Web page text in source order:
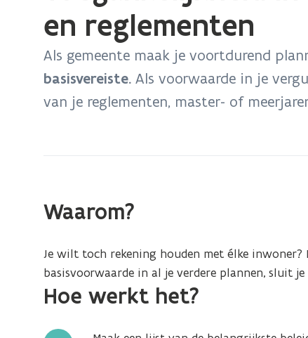
Toegankelijkheid
beleidsdocumenten,
en reglementen
Als gemeente maak je voortdurend
basisvereiste. Als voorwaarde in je
van je reglementen, master- of
Waarom?
Je wilt toch rekening houden met élke inwoner?
basisvoorwaarde in al je verdere plannen, sluit
Hoe werkt het?